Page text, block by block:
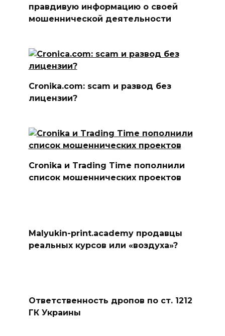
правдивую информацию о своей
мошеннической деятельности
Cronika.com: scam и развод без
лицензии?
Cronika и Trading Time пополнили
список мошеннических проектов
Malyukin-print.academy продавцы
реальных курсов или «воздуха»?
Ответственность дропов по ст. 1212
ГК Украины